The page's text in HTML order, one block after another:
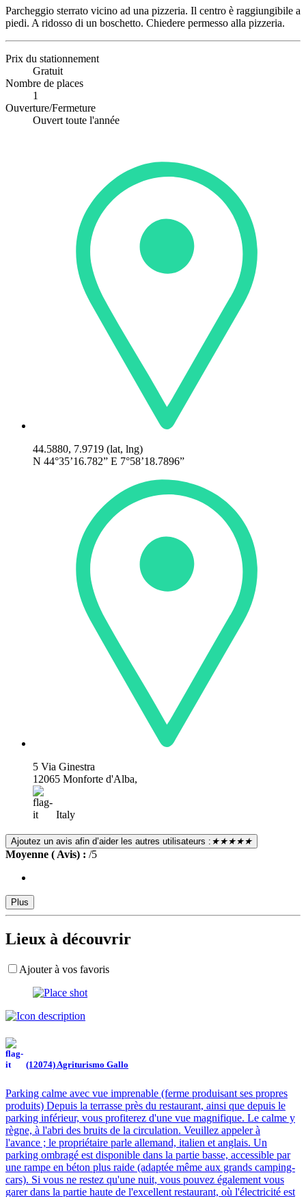
Parcheggio sterrato vicino ad una pizzeria. Il centro è raggiungibile a
piedi. A ridosso di un boschetto. Chiedere permesso alla pizzeria.
Prix du stationnement
Gratuit
Nombre de places
1
Ouverture/Fermeture
Ouvert toute l'année
44.5880, 7.9719 (lat, lng)
N 44°35’16.782” E 7°58’18.7896”
5 Via Ginestra
12065 Monforte d'Alba,
Italy
Ajoutez un avis afin d’aider les autres utilisateurs : ★★★★★
Moyenne ( Avis) : /5
Plus
Lieux à découvrir
Ajouter à vos favoris
(12074) Agriturismo Gallo
Parking calme avec vue imprenable (ferme produisant ses propres
produits) Depuis la terrasse près du restaurant, ainsi que depuis le
parking inférieur, vous profiterez d'une vue magnifique. Le calme y
règne, à l'abri des bruits de la circulation. Veuillez appeler à
l'avance ; le propriétaire parle allemand, italien et anglais. Un
parking ombragé est disponible dans la partie basse, accessible par
une rampe en béton plus raide (adaptée même aux grands camping-
cars). Si vous ne restez qu'une nuit, vous pouvez également vous
garer dans la partie haute de l'excellent restaurant, où l'électricité est